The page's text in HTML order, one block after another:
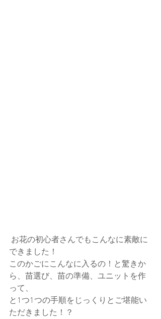
できました！
このかごにこんなに入るの！と驚きか
ら、苗選び、苗の準備、ユニットを作
って、
と1つ1つの手順をじっくりとご堪能い
ただきました！？